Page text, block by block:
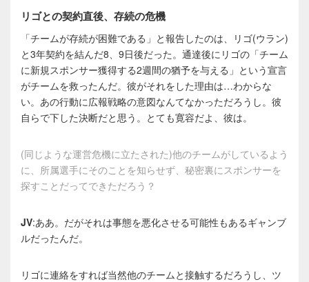
リゴとの契約直後、存続の危機
「チームが存続が困難である」と報告したのは、リゴ(ウラン)
と3年契約を結んだ8、9日後だった。通達後にリゴの「チーム
に新規スポンサー獲得する2週間の猶予を与える」という宣言
がチームを救ったんだ。彼がそれをした理由は…わからな
い。あの行動に広報戦略の意図なんてなかっただろうし。彼
自らで下した決断だと思う。とても寛容だよ、彼は。
(同じような運営危機に立たされた)他のチームがしているよう
に、所属選手にそのことを知らせず、秘密裏にスポンサーを
探すことだってできただろう？
JV:ああ。だがそれは事態を悪化させる可能性もあるギャンブ
ルだったんだ。
リゴに連絡をすれば当然他のチームと接触するだろうし、ツ